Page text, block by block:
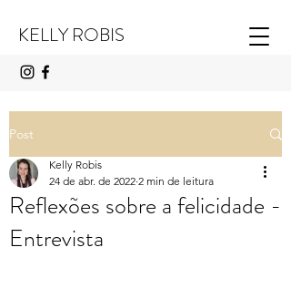
KELLY ROBIS
Post
Reflexões sobre a felicidade -
Entrevista
Kelly Robis
24 de abr. de 2022 2 min de leitura